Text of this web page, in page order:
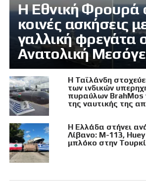
Η Εθνική Φρουρά
κοινές ασκήσεις
γαλλική φρεγάτα
Ανατολική
Η Ταϊλάνδη
των ινδικών
πυραύλων BrahMos
της ναυτικής της
Η Ελλάδα στήνει
Λίβανο: M-113,
μπλόκο στην